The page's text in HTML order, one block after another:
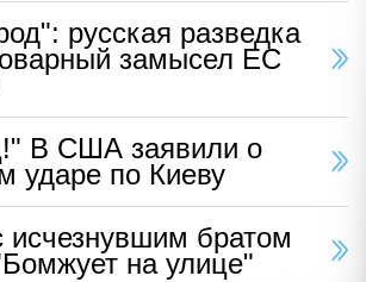
русская разведка
замысел ЕС
В США заявили о
ударе по Киеву
исчезнувшим братом
на улице"